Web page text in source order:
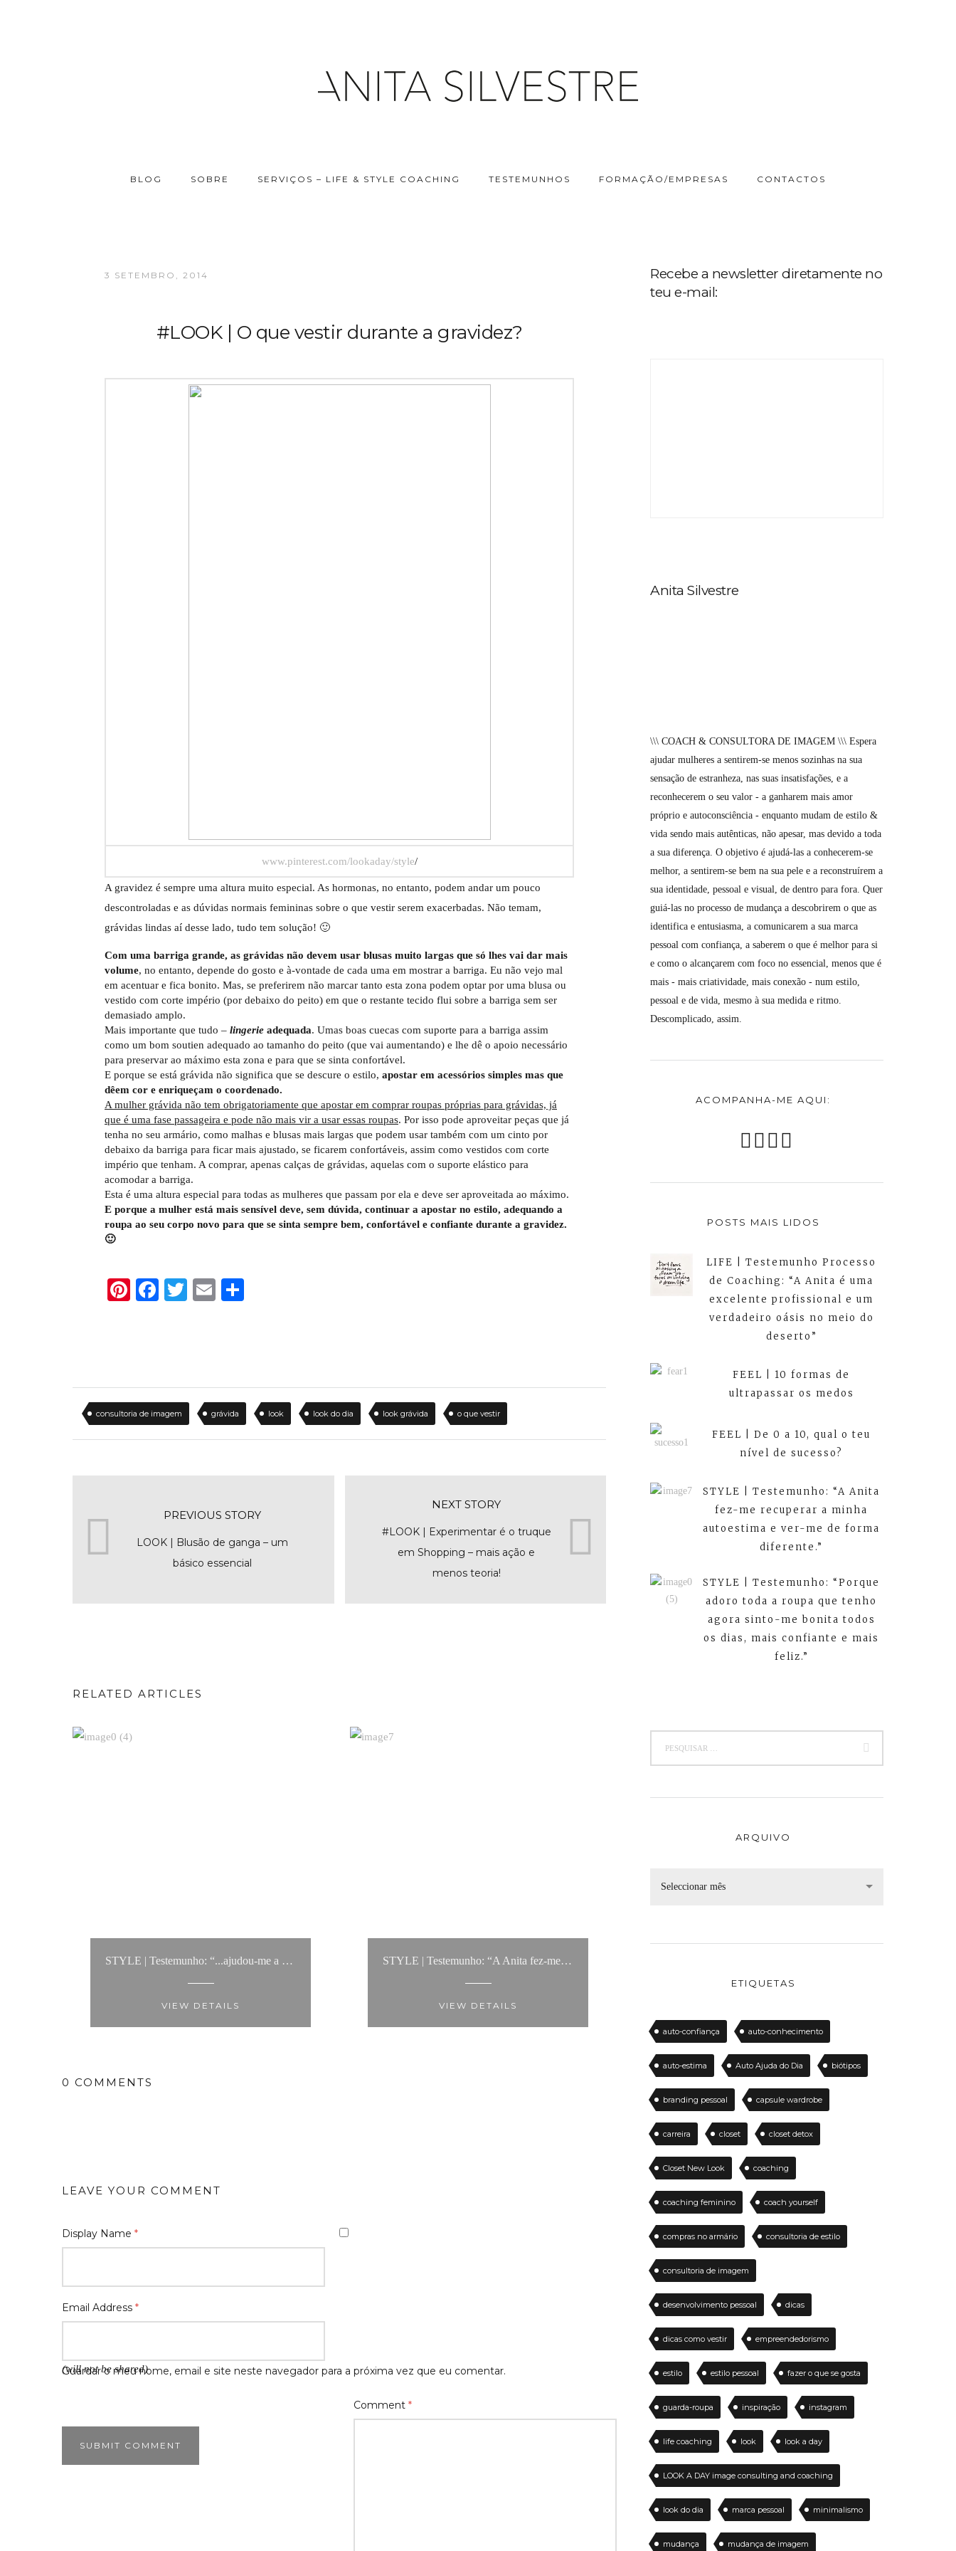
BLOG SOBRE SERVIÇOS – LIFE & STYLE COACHING TESTEMUNHOS FORMAÇÃO/EMPRESAS CONTACTOS
3 SETEMBRO, 2014
#LOOK | O que vestir durante a gravidez?
www.pinterest.com/lookaday/style/
A gravidez é sempre uma altura muito especial. As hormonas, no entanto, podem andar um pouco
descontroladas e as dúvidas normais femininas sobre o que vestir serem exacerbadas. Não temam,
grávidas lindas aí desse lado, tudo tem solução! 🙂
Com uma barriga grande, as grávidas não devem usar blusas muito largas que só lhes vai dar mais
volume, no entanto, depende do gosto e à-vontade de cada uma em mostrar a barriga. Eu não vejo mal
em acentuar e fica bonito. Mas, se preferirem não marcar tanto esta zona podem optar por uma blusa ou
vestido com corte império (por debaixo do peito) em que o restante tecido flui sobre a barriga sem ser
demasiado amplo.
Mais importante que tudo – lingerie adequada. Umas boas cuecas com suporte para a barriga assim
como um bom soutien adequado ao tamanho do peito (que vai aumentando) e lhe dê o apoio necessário
para preservar ao máximo esta zona e para que se sinta confortável.
E porque se está grávida não significa que se descure o estilo, apostar em acessórios simples mas que
dêem cor e enriqueçam o coordenado.
A mulher grávida não tem obrigatoriamente que apostar em comprar roupas próprias para grávidas, já
que é uma fase passageira e pode não mais vir a usar essas roupas. Por isso pode aproveitar peças que já
tenha no seu armário, como malhas e blusas mais largas que podem usar também com um cinto por
debaixo da barriga para ficar mais ajustado, se ficarem confortáveis, assim como vestidos com corte
império que tenham. A comprar, apenas calças de grávidas, aquelas com o suporte elástico para
acomodar a barriga.
Esta é uma altura especial para todas as mulheres que passam por ela e deve ser aproveitada ao máximo.
E porque a mulher está mais sensível deve, sem dúvida, continuar a apostar no estilo, adequando a
roupa ao seu corpo novo para que se sinta sempre bem, confortável e confiante durante a gravidez.
🙂
Pinterest
Facebook
Twitter
Email
consultoria de imagem grávida look look do dia look grávida o que vestir
PREVIOUS STORY
LOOK | Blusão de ganga – um
básico essencial
NEXT STORY
#LOOK | Experimentar é o truque
em Shopping – mais ação e
menos teoria!
RELATED ARTICLES
STYLE | Testemunho: “...ajudou-me a criar looks infinitos, mostrou-me a melhor maneira de usar cada tipo de roupa e fez com que conseguisse criar um estilo..."
VIEW DETAILS
STYLE | Testemunho: “A Anita fez-me recuperar a minha autoestima e ver-me de forma diferente."
VIEW DETAILS
0 COMMENTS
LEAVE YOUR COMMENT
Display Name *
Email Address *
(will not be shared)
Guardar o meu nome, email e site neste navegador para a próxima vez que eu comentar.
Comment*
Recebe a newsletter diretamente no
teu e-mail:
Anita Silvestre
\\\ COACH & CONSULTORA DE IMAGEM \\\ Espera
ajudar mulheres a sentirem-se menos sozinhas na sua
sensação de estranheza, nas suas insatisfações, e a
reconhecerem o seu valor - a ganharem mais amor
próprio e autoconsciência - enquanto mudam de estilo &
vida sendo mais autênticas, não apesar, mas devido a toda
a sua diferença. O objetivo é ajudá-las a conhecerem-se
melhor, a sentirem-se bem na sua pele e a reconstruírem a
sua identidade, pessoal e visual, de dentro para fora. Quer
guiá-las no processo de mudança a descobrirem o que as
identifica e entusiasma, a comunicarem a sua marca
pessoal com confiança, a saberem o que é melhor para si
e como o alcançarem com foco no essencial, menos que é
mais - mais criatividade, mais conexão - num estilo,
pessoal e de vida, mesmo à sua medida e ritmo.
Descomplicado, assim.
ACOMPANHA-ME AQUI:
POSTS MAIS LIDOS
LIFE | Testemunho Processo
de Coaching: “A Anita é uma
excelente profissional e um
verdadeiro oásis no meio do
deserto”
FEEL | 10 formas de
ultrapassar os medos
FEEL | De 0 a 10, qual o teu
nível de sucesso?
STYLE | Testemunho: “A Anita
fez-me recuperar a minha
autoestima e ver-me de forma
diferente.”
STYLE | Testemunho: “Porque
adoro toda a roupa que tenho
agora sinto-me bonita todos
os dias, mais confiante e mais
feliz.”
ARQUIVO
Seleccionar mês
ETIQUETAS
auto-confiança auto-conhecimento
auto-estima Auto Ajuda do Dia biótipos
branding pessoal capsule wardrobe
carreira closet closet detox
Closet New Look coaching
coaching feminino coach yourself
compras no armário consultoria de estilo
consultoria de imagem
desenvolvimento pessoal dicas
dicas como vestir empreendedorismo
estilo estilo pessoal fazer o que se gosta
guarda-roupa inspiração instagram
life coaching look look a day
LOOK A DAY image consulting and coaching
look do dia marca pessoal minimalismo
mudança mudança de imagem